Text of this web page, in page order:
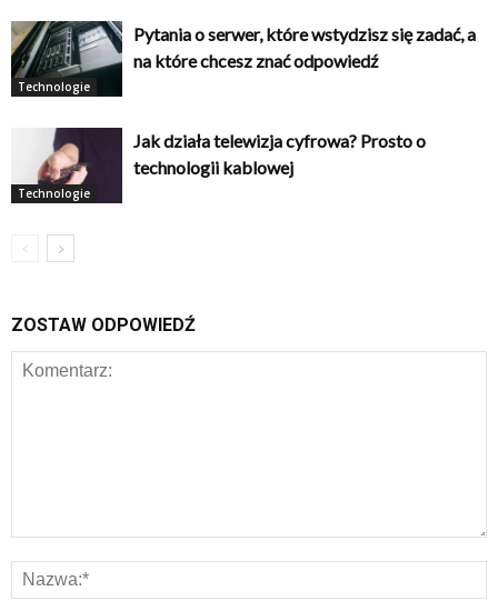
Technologie
Pytania o serwer, które wstydzisz się zadać, a
na które chcesz znać odpowiedź
Technologie
Jak działa telewizja cyfrowa? Prosto o
technologii kablowej
ZOSTAW ODPOWIEDŹ